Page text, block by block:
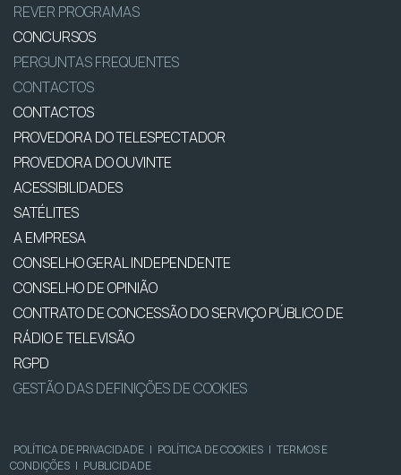
REVER PROGRAMAS
CONCURSOS
PERGUNTAS FREQUENTES
CONTACTOS
CONTACTOS
PROVEDORA DO TELESPECTADOR
PROVEDORA DO OUVINTE
ACESSIBILIDADES
SATÉLITES
A EMPRESA
CONSELHO GERAL INDEPENDENTE
CONSELHO DE OPINIÃO
CONTRATO DE CONCESSÃO DO SERVIÇO PÚBLICO DE
RÁDIO E TELEVISÃO
RGPD
GESTÃO DAS DEFINIÇÕES DE COOKIES
POLÍTICA DE PRIVACIDADE | POLÍTICA DE COOKIES | TERMOS E
CONDIÇÕES | PUBLICIDADE